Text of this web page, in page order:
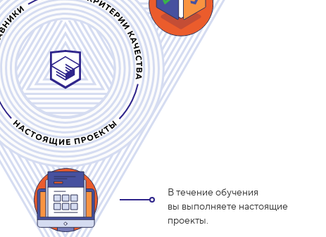
В течение обучения
вы выполняете настоящие
проекты.